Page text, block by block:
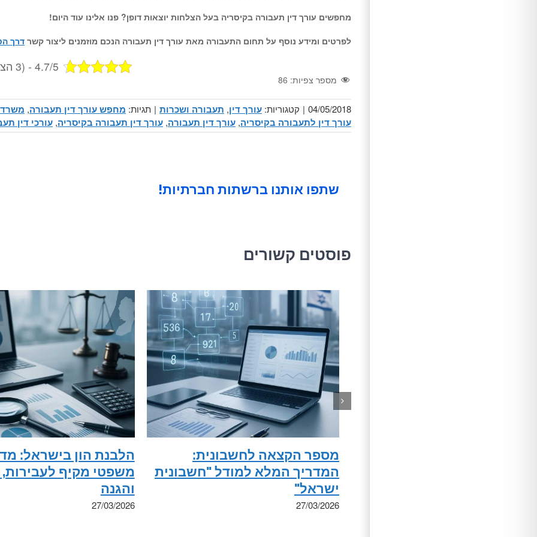
מחפשים עורך דין תעבורה בקיסריה בעל הצלחות יוצאות דופן? פנו אלינו עוד היום!
לפרטים ומידע נוסף על תחום התעבורה מאת עורך דין תעבורה הנכם מוזמנים ליצור קשרדרך
4.7/5 - (3 הצבעות)
מספר צפיות: 86
04/05/2018
| קטגוריות: עורך דין, תעבורה ושכרות | תגיות: מחפש עורך דין תעבורה, משרד
עורך דין לתעבורה בקיסריה, עורך דין תעבורה, עורך דין תעבורה בקיסריה, עורכי דין
שתפו אותנו ברשתות חברתיות!
פוסטים קשורים
מספר הקצאה לחשבונית:
המדריך המלא למודל "חשבונית
ישראל"
27/03/2026
הלבנת הון בישראל:
משפטי מקיף לעבירות,
והגנה
27/03/2026